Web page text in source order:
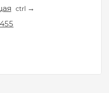
ctrl →
455